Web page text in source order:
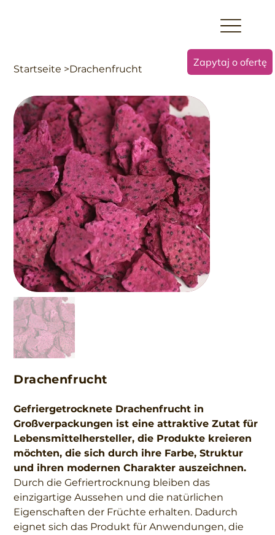
Startseite >Drachenfrucht
Drachenfrucht
Gefriergetrocknete Drachenfrucht in
Großverpackungen ist eine attraktive Zutat für
Lebensmittelhersteller, die Produkte kreieren
möchten, die sich durch ihre Farbe, Struktur
und ihren modernen Charakter auszeichnen.
Durch die Gefriertrocknung bleiben das
einzigartige Aussehen und die natürlichen
Eigenschaften der Früchte erhalten. Dadurch
eignet sich das Produkt für Anwendungen, die
Zapytaj o ofertę